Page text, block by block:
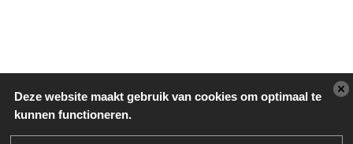
Deze website maakt gebruik van cookies om optimaal te
kunnen functioneren.